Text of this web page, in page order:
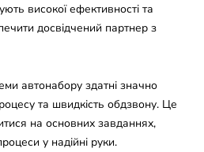
високої ефективності та
досвідчений партнер з
автонабору здатні значно
та швидкість обдзвону. Це
на основних завданнях,
у надійні руки.